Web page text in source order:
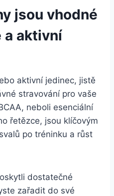
jsou vhodné
a aktivní
aktivní jedinec, jistě
stravování pro vaše
neboli esenciální
řetězce, jsou klíčovým
po tréninku a růst
dostatečné
zařadit do své